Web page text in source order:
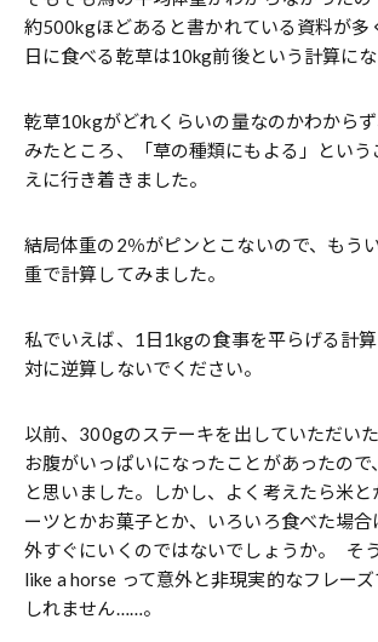
約500kgほどあると書かれている資料が多
日に食べる乾草は10kg前後という計算にな
乾草10kgがどれくらいの量なのかわから
みたところ、「草の種類にもよる」という
えに行き着きました。
結局体重の2％がピンとこないので、もう
重で計算してみました。
私でいえば、1日1kgの食事を平らげる計
対に逆算しないでください。
以前、300gのステーキを出していただい
お腹がいっぱいになったことがあったの
と思いました。しかし、よく考えたら米
ーツとかお菓子とか、いろいろ食べた場
外すぐにいくのではないでしょうか。 そ
like a horse って意外と非現実的なフレー
しれません……。